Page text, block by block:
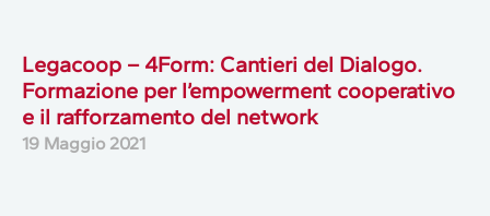
Legacoop – 4Form: Cantieri del Dialogo.
Formazione per l’empowerment cooperativo
e il rafforzamento del network
19 Maggio 2021